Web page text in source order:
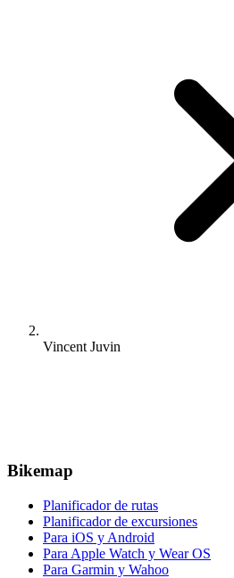
Vincent Juvin
Bikemap
Planificador de rutas
Planificador de excursiones
Para iOS y Android
Para Apple Watch y Wear OS
Para Garmin y Wahoo